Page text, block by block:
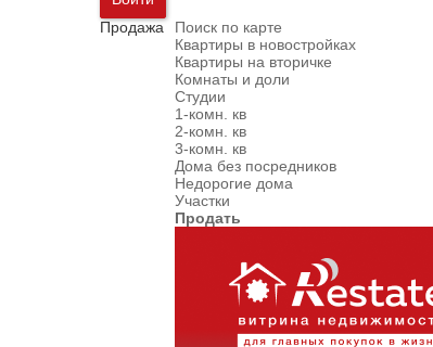
Продажа
Поиск по карте
Квартиры в новостройках
Квартиры на вторичке
Комнаты и доли
Студии
1-комн. кв
2-комн. кв
3-комн. кв
Дома без посредников
Недорогие дома
Участки
Продать